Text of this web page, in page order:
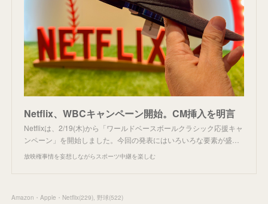
Netflix、WBCキャンペーン開始。CM挿入を明言
Netflixは、2/19(木)から「ワールドベースボールクラシック応援キャ
ンペーン」を開始しました。今回の発表にはいろいろな要素が盛…
放映権事情を妄想しながらスポーツ中継を楽しむ
Amazon・Apple・Netflix(229) 野球(522)